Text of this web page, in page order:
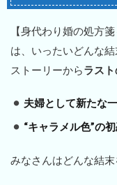
【身代わり婚の処方
は、いったいどんな
ストーリーからラス
夫婦として新たな
“キャラメル色”の
みなさんはどんな結